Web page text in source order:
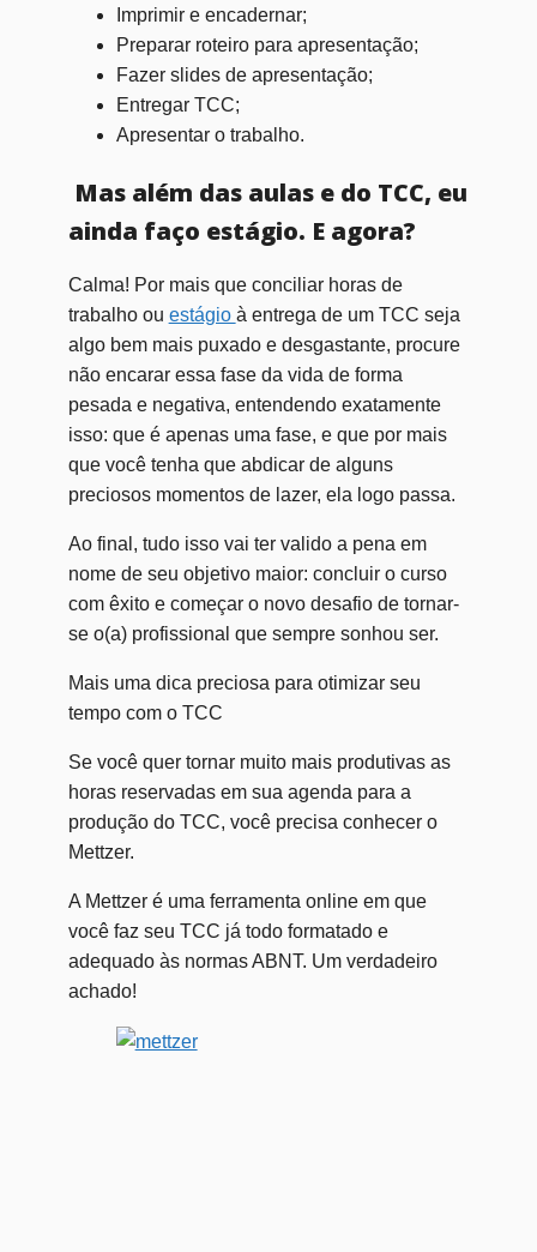
Imprimir e encadernar;
Preparar roteiro para apresentação;
Fazer slides de apresentação;
Entregar TCC;
Apresentar o trabalho.
Mas além das aulas e do TCC, eu
ainda faço estágio. E agora?
Calma! Por mais que conciliar horas de
trabalho ou estágio à entrega de um TCC seja
algo bem mais puxado e desgastante, procure
não encarar essa fase da vida de forma
pesada e negativa, entendendo exatamente
isso: que é apenas uma fase, e que por mais
que você tenha que abdicar de alguns
preciosos momentos de lazer, ela logo passa.
Ao final, tudo isso vai ter valido a pena em
nome de seu objetivo maior: concluir o curso
com êxito e começar o novo desafio de tornar-
se o(a) profissional que sempre sonhou ser.
Mais uma dica preciosa para otimizar seu
tempo com o TCC
Se você quer tornar muito mais produtivas as
horas reservadas em sua agenda para a
produção do TCC, você precisa conhecer o
Mettzer.
A Mettzer é uma ferramenta online em que
você faz seu TCC já todo formatado e
adequado às normas ABNT. Um verdadeiro
achado!